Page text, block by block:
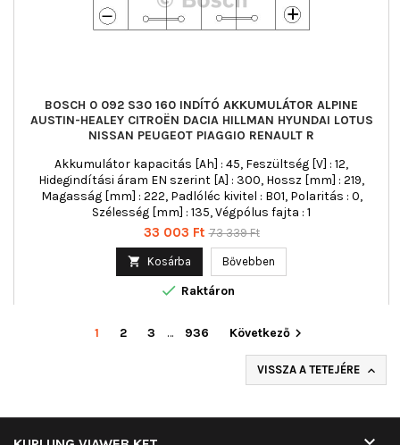
BOSCH 0 092 S30 160 INDÍTÓ AKKUMULÁTOR ALPINE
AUSTIN-HEALEY CITROËN DACIA HILLMAN HYUNDAI LOTUS
NISSAN PEUGEOT PIAGGIO RENAULT R
Akkumulátor kapacitás [Ah] : 45, Feszültség [V] : 12,
Hidegindítási áram EN szerint [A] : 300, Hossz [mm] : 219,
Magasság [mm] : 222, Padlóléc kivitel : B01, Polaritás : 0,
Szélesség [mm] : 135, Végpólus fajta : 1
Ár
33 003 Ft Normál
73 339 Ft
 Kosárba Bővebben
 Raktáron
1 2 3 … 936 Következő
VISSZA A TETEJÉRE 